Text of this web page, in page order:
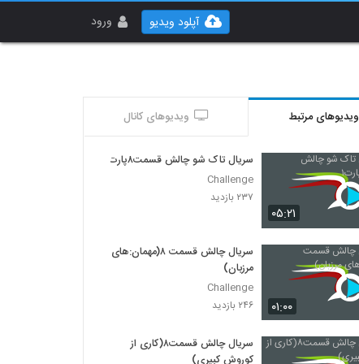
ورود آپلود ویدیو
ویدیوهای مرتبط ویدیوهای کانال
۰۵:۲۱
سریال تاک شو چالش قسمت۸پارت۱
Challenge
۲۳۷ بازدید
۰۱:۰۰
سریال چالش قسمت ۸(مهمان:های
مرزبان)
Challenge
۲۴۶ بازدید
سریال چالش قسمت۸(کاری از
کوروش کبیری)